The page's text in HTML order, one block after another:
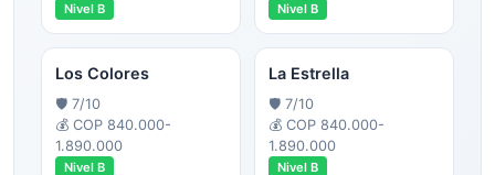
Nivel B Nivel B
Los Colores
🛡️ 7/10
💰 COP 840.000-
1.890.000
Nivel B
La Estrella
🛡️ 7/10
💰 COP 840.000-
1.890.000
Nivel B